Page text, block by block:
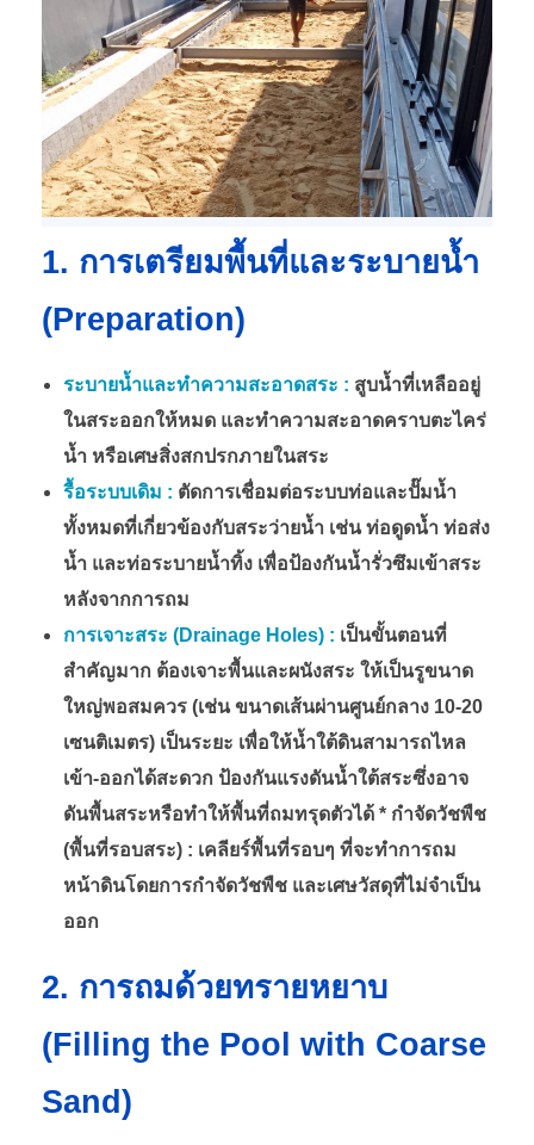
1. การเตรียมพื้นที่และระบายน้ำ
(Preparation)
ระบายน้ำและทำความสะอาดสระ : สูบน้ำที่เหลืออยู่
ในสระออกให้หมด และทำความสะอาดคราบตะไคร่
น้ำ หรือเศษสิ่งสกปรกภายในสระ
รื้อระบบเดิม : ตัดการเชื่อมต่อระบบท่อและปั๊มน้ำ
ทั้งหมดที่เกี่ยวข้องกับสระว่ายน้ำ เช่น ท่อดูดน้ำ ท่อส่ง
น้ำ และท่อระบายน้ำทิ้ง เพื่อป้องกันน้ำรั่วซึมเข้าสระ
หลังจากการถม
การเจาะสระ (Drainage Holes) : เป็นขั้นตอนที่
สำคัญมาก ต้องเจาะพื้นและผนังสระ ให้เป็นรูขนาด
ใหญ่พอสมควร (เช่น ขนาดเส้นผ่านศูนย์กลาง 10-20
เซนติเมตร) เป็นระยะ เพื่อให้น้ำใต้ดินสามารถไหล
เข้า-ออกได้สะดวก ป้องกันแรงดันน้ำใต้สระซึ่งอาจ
ดันพื้นสระหรือทำให้พื้นที่ถมทรุดตัวได้ * กำจัดวัชพืช
(พื้นที่รอบสระ) : เคลียร์พื้นที่รอบๆ ที่จะทำการถม
หน้าดินโดยการกำจัดวัชพืช และเศษวัสดุที่ไม่จำเป็น
ออก
2. การถมด้วยทรายหยาบ
(Filling the Pool with Coarse
Sand)